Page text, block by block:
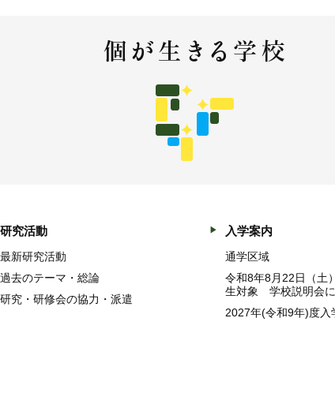
研究活動
最新研究活動
過去のテーマ・総論
研究・研修会の協力・派遣
入学案内
通学区域
令和8年8月22日（
生対象 学校説明会
2027年(令和9年)度入